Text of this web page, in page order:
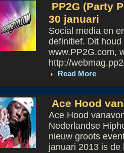
PP2G (Party
30 januari
Social media en
definitief. Dit
www.PP2G.com,
http://
Read More
Ace Hood
Ace Hood
Nederlandse
nieuw groots
januari 2013 is de